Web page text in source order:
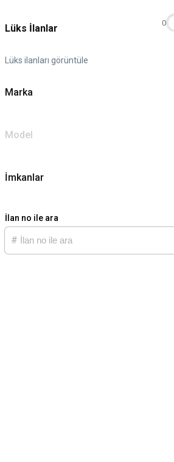
Lüks İlanlar
Lüks ilanları görüntüle
0
Marka
Model
İmkanlar
İlan no ile ara